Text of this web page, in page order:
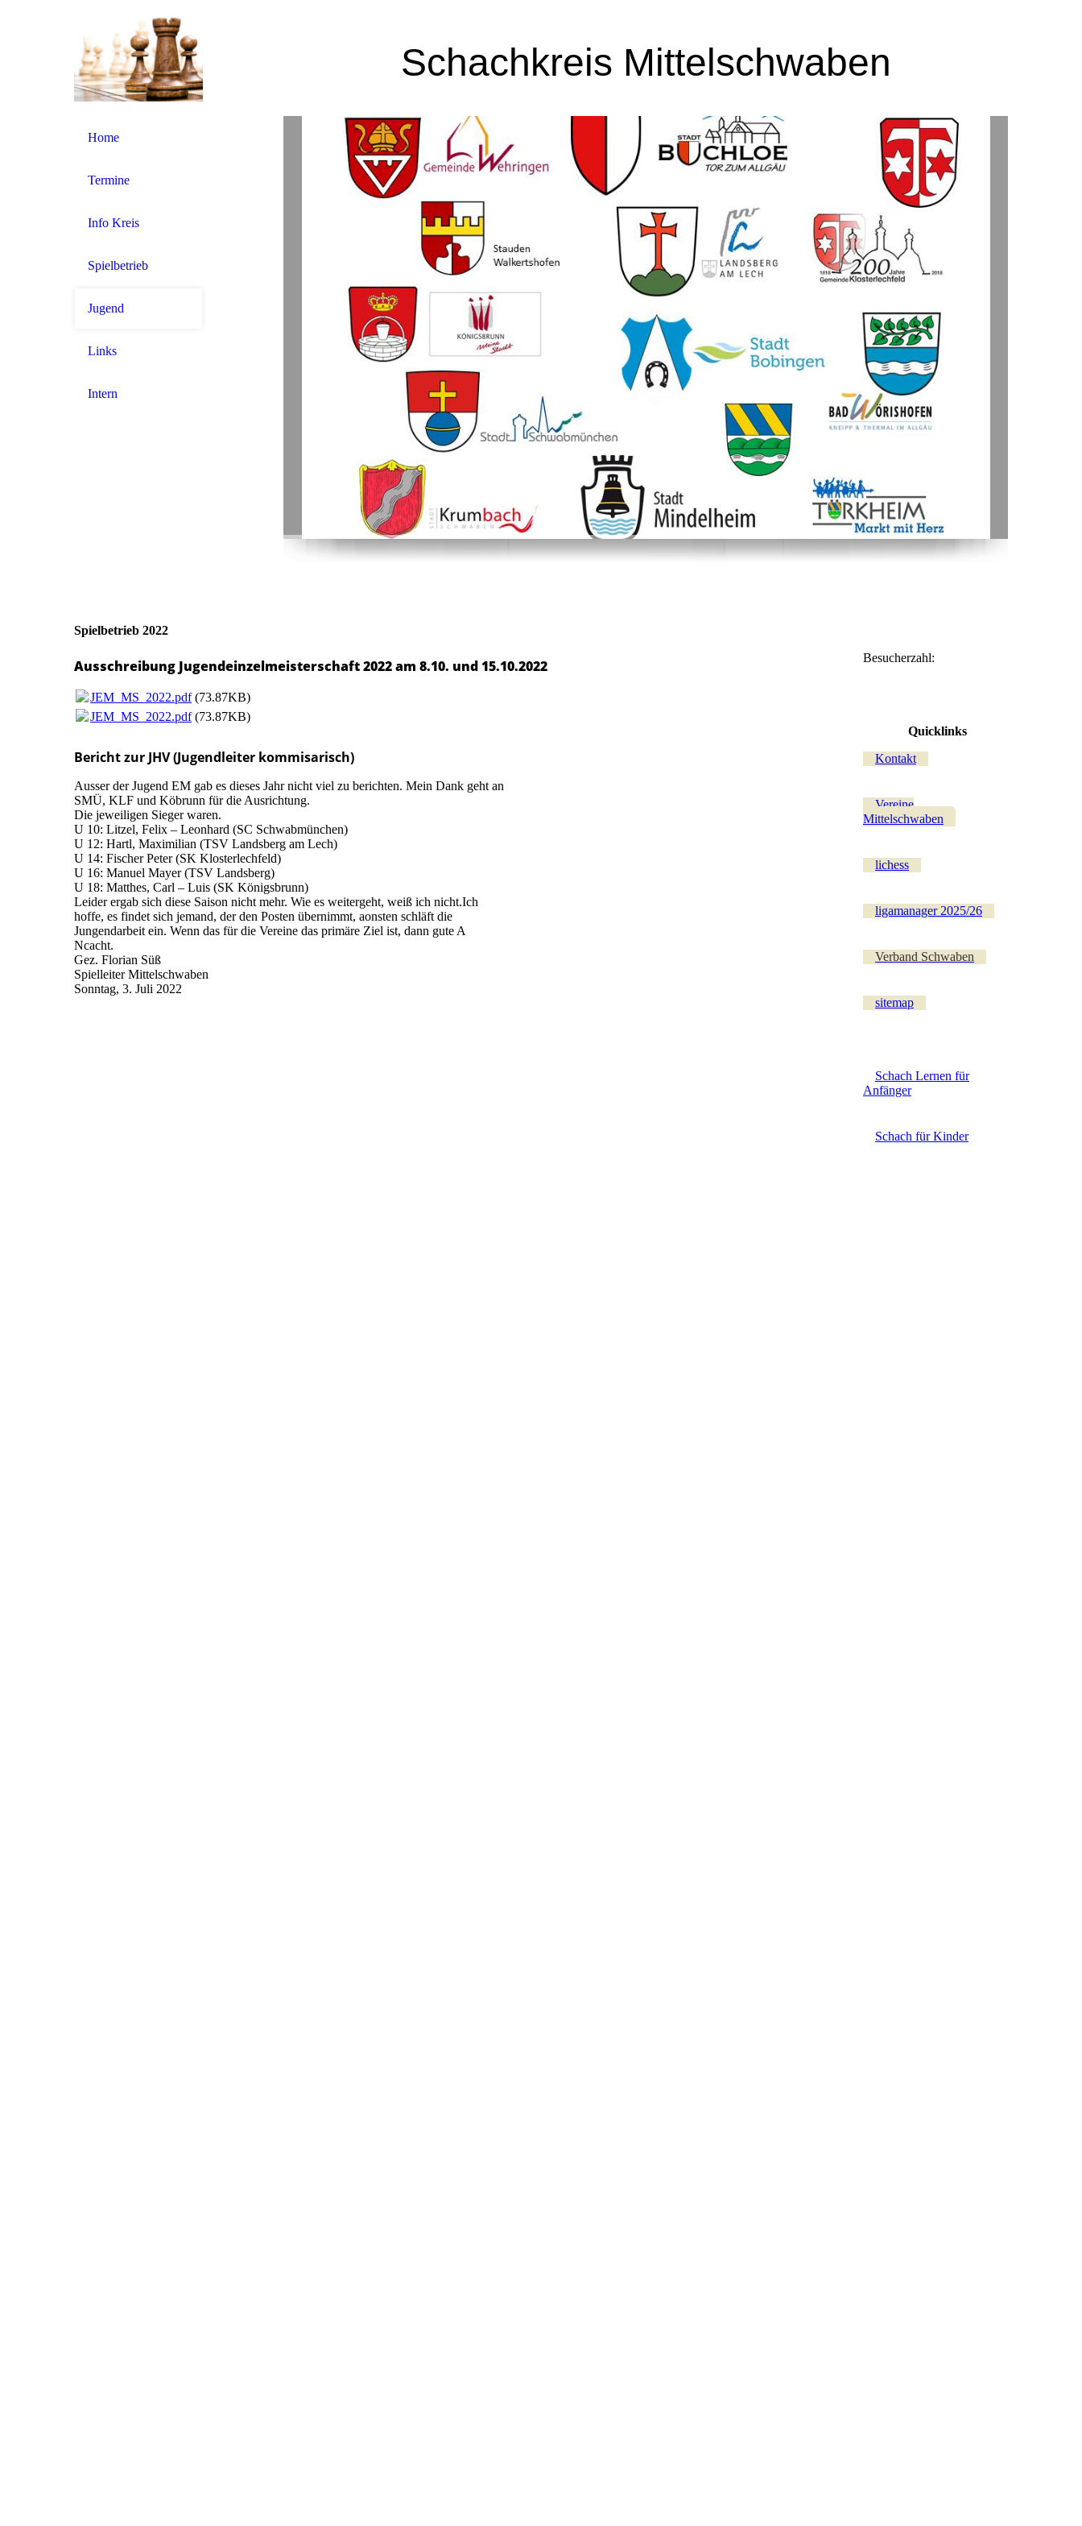
Schachkreis Mittelschwaben
Home
Termine
Info Kreis
Spielbetrieb
Jugend
Links
Intern
Spielbetrieb 2022
Ausschreibung Jugendeinzelmeisterschaft 2022 am 8.10. und 15.10.2022
JEM_MS_2022.pdf(73.87KB)
JEM_MS_2022.pdf(73.87KB)
Bericht zur JHV (Jugendleiter kommisarisch)
Ausser der Jugend EM gab es dieses Jahr nicht viel zu berichten. Mein Dank geht an
SMÜ, KLF und Köbrunn für die Ausrichtung.
Die jeweiligen Sieger waren.
U 10: Litzel, Felix – Leonhard (SC Schwabmünchen)
U 12: Hartl, Maximilian (TSV Landsberg am Lech)
U 14: Fischer Peter (SK Klosterlechfeld)
U 16: Manuel Mayer (TSV Landsberg)
U 18: Matthes, Carl – Luis (SK Königsbrunn)
Leider ergab sich diese Saison nicht mehr. Wie es weitergeht, weiß ich nicht.Ich
hoffe, es findet sich jemand, der den Posten übernimmt, aonsten schläft die
Jungendarbeit ein. Wenn das für die Vereine das primäre Ziel ist, dann gute A
Ncacht.
Gez. Florian Süß
Spielleiter Mittelschwaben
Sonntag, 3. Juli 2022
Besucherzahl:
Quicklinks
Kontakt
Vereine
Mittelschwaben
lichess
ligamanager 2025/26
Verband Schwaben
sitemap
Schach Lernen für
Anfänger
Schach für Kinder